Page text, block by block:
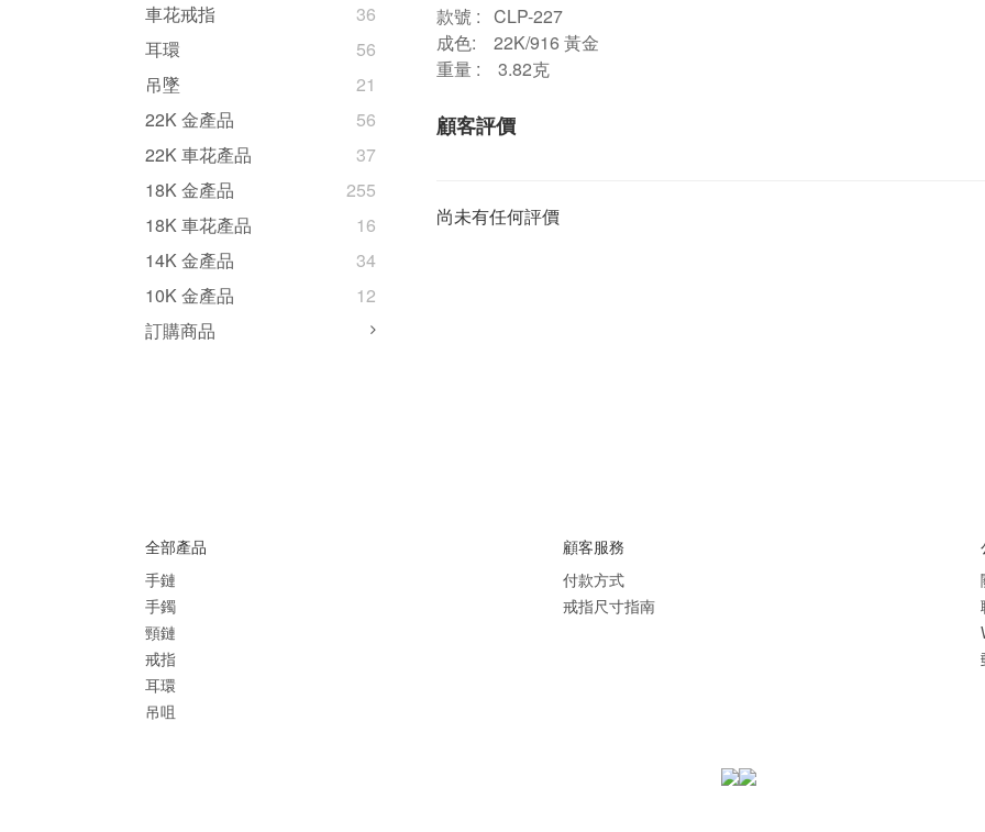
車花戒指
36
耳環
56
吊墜
21
22K 金產品
56
22K 車花產品
37
18K 金產品
255
18K 車花產品
16
14K 金產品
34
10K 金產品
12
訂購商品
款號 : CLP-227
成色: 22K/916 黃金
重量 : 3.82克
顧客評價
尚未有任何評價
全部產品
手鏈
手鐲
頸鏈
戒指
耳環
吊咀
顧客服務
付款方式
戒指尺寸指南